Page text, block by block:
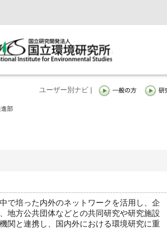
ユーザー別ナビ |
部
で培った内外のネットワークを活用し、企
地方公共団体などとの共同研究や研究施設
関と連携し、国内外における環境研究に重